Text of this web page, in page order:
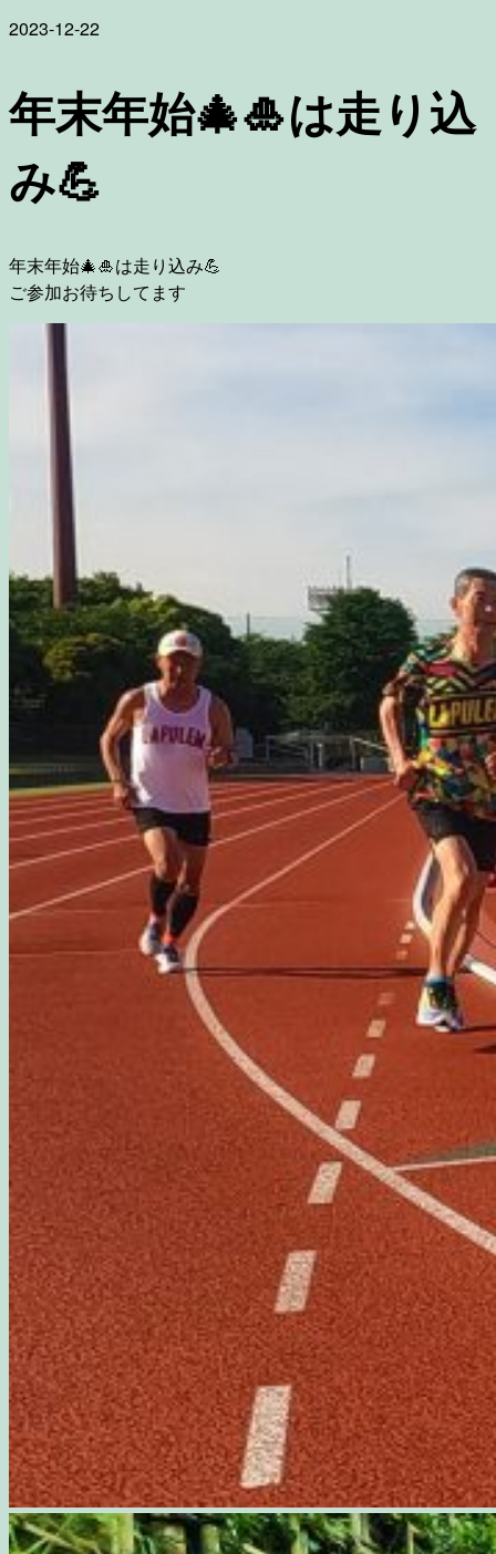
2023-12-22
年末年始🎄🎍は走り込
み💪
年末年始🎄🎍は走り込み💪
ご参加お待ちしてます